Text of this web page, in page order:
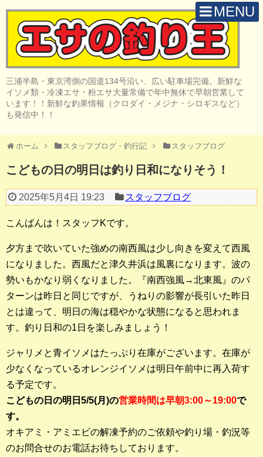
MENU
三浦半島・東京湾側の国道134号沿い、広い駐車場完備。新鮮な
イソメ類・冷凍エサ・粉エサ大量常備で年中無休で早朝営業して
います！！新鮮な釣果情報（クロダイ・メジナ・シロギスなど）
も発信中！！
ホーム スタッフブログ・釣行記 スタッフブログ
こどもの日の明日は釣り日和になりそう！
2025年5月4日 19:23 スタッフブログ
こんばんは！スタッフKです。
夕方まで吹いていた強めの南西風は少し向きを変えて西風
になりました。西風だと津久井浜は風裏になります。波の
勢いもかなり弱くなりました。『南西強風→北東風』のパ
ターンは昨日と同じですが、うねりの影響が長引いた昨日
とは違って、明日の海は穏やかな状態になると思われま
す。釣り日和の1日を楽しみましょう！
ジャリメと青イソメはたっぷり在庫がございます。在庫が
少なくなっているオレンジイソメは明日午前中に再入荷す
る予定です。
こどもの日の明日5/5(月)の営業時間は早朝3:00～19:00で
す。
オキアミ・アミエビの解凍予約のご依頼や釣り場・釣況等
のお問合せのお電話お待ちしております。
H O M E
取 扱 商 品
釣 果 情 報
陸っぱりルアー
その他の釣り
釣果ランキング
2023年 クロダイ部門
2023年 メジナ部門
歴代釣果ランキング
クロダイ部門
メジナ部門
シロギス部門